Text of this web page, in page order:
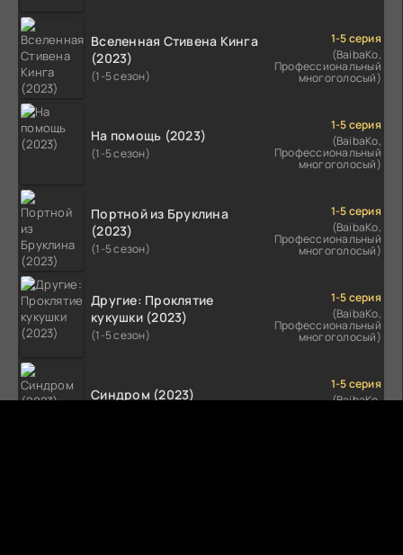
Вселенная Стивена Кинга
(2023)
(1-5 сезон)
1-5 серия
(BaibaKo,
Профессиональный
многоголосый)
На помощь (2023)
(1-5 сезон)
1-5 серия
(BaibaKo,
Профессиональный
многоголосый)
Портной из Бруклина
(2023)
(1-5 сезон)
1-5 серия
(BaibaKo,
Профессиональный
многоголосый)
Другие: Проклятие
кукушки (2023)
(1-5 сезон)
1-5 серия
(BaibaKo,
Профессиональный
многоголосый)
Синдром (2023)
1-5 серия
(BaibaKo,